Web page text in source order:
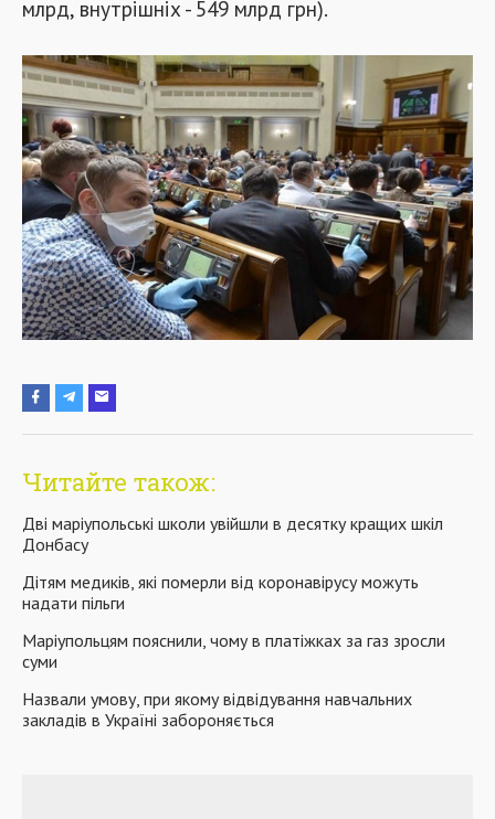
млрд, внутрішніх - 549 млрд грн).
Читайте також:
Дві маріупольські школи увійшли в десятку кращих шкіл
Донбасу
Дітям медиків, які померли від коронавірусу можуть
надати пільги
Маріупольцям пояснили, чому в платіжках за газ зросли
суми
Назвали умову, при якому відвідування навчальних
закладів в Україні забороняється